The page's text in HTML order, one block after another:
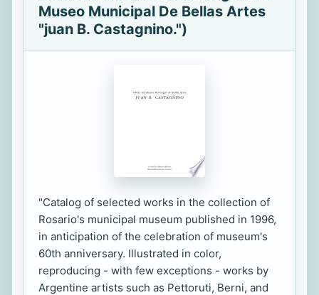
Museo Municipal De Bellas Artes
"juan B. Castagnino.")
"Catalog of selected works in the collection of
Rosario's municipal museum published in 1996,
in anticipation of the celebration of museum's
60th anniversary. Illustrated in color,
reproducing - with few exceptions - works by
Argentine artists such as Pettoruti, Berni, and